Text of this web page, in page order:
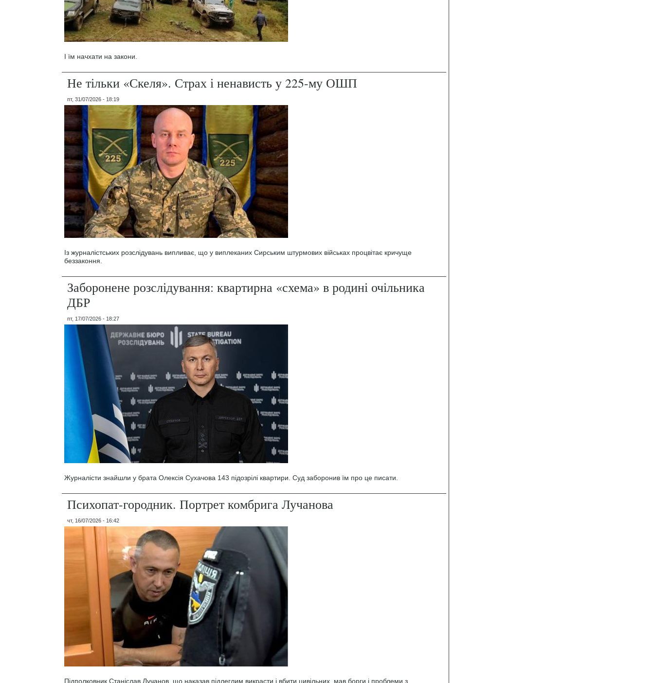
І їм начхати на закони.
Не тільки «Скеля». Страх і ненависть у 225-му ОШП
пт, 31/07/2026 - 18:19
Із журналістських розслідувань випливає, що у виплеканих Сирським штурмових військах процвітає кричуще
беззаконня.
Заборонене розслідування: квартирна «схема» в родині очільника
ДБР
пт, 17/07/2026 - 18:27
Журналісти знайшли у брата Олексія Сухачова 143 підозрілі квартири. Суд заборонив їм про це писати.
Психопат-городник. Портрет комбрига Лучанова
чт, 16/07/2026 - 16:42
Підполковник Станіслав Лучанов, що наказав підлеглим викрасти і вбити цивільних, мав борги і проблеми з